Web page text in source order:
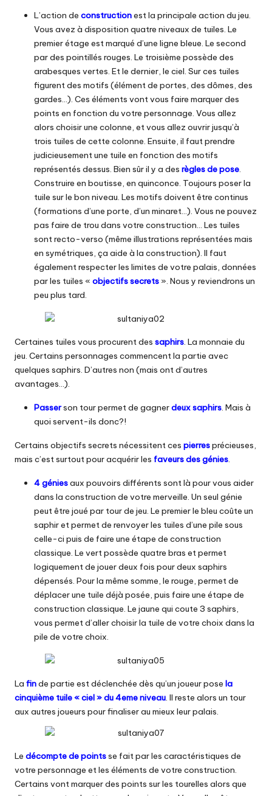
L’action de constructionest la principale action du jeu.
Vous avez à disposition quatre niveaux de tuiles. Le
premier étage est marqué d’une ligne bleue. Le second
par des pointillés rouges. Le troisième possède des
arabesques vertes. Et le dernier, le ciel. Sur ces tuiles
figurent des motifs (élément de portes, des dômes, des
gardes…). Ces éléments vont vous faire marquer des
points en fonction du votre personnage. Vous allez
alors choisir une colonne, et vous allez ouvrir jusqu’à
trois tuiles de cette colonne. Ensuite, il faut prendre
judicieusement une tuile en fonction des motifs
représentés dessus. Bien sûr il y a des règles de pose.
Construire en boutisse, en quinconce. Toujours poser la
tuile sur le bon niveau. Les motifs doivent être continus
(formations d’une porte, d’un minaret…). Vous ne pouvez
pas faire de trou dans votre construction… Les tuiles
sont recto-verso (même illustrations représentées mais
en symétriques, ça aide à la construction). Il faut
également respecter les limites de votre palais, données
par les tuiles « objectifs secrets ». Nous y reviendrons un
peu plus tard.
Certaines tuiles vous procurent des saphirs. La monnaie du
jeu. Certains personnages commencent la partie avec
quelques saphirs. D’autres non (mais ont d’autres
avantages…).
Passerson tour permet de gagnerdeux saphirs. Mais à
quoi servent-ils donc?!
Certains objectifs secrets nécessitent ces pierresprécieuses,
mais c’est surtout pour acquérir les faveurs des génies.
4 géniesaux pouvoirs différents sont là pour vous aider
dans la construction de votre merveille. Un seul génie
peut être joué par tour de jeu. Le premier le bleu coûte un
saphir et permet de renvoyer les tuiles d’une pile sous
celle-ci puis de faire une étape de construction
classique. Le vert possède quatre bras et permet
logiquement de jouer deux fois pour deux saphirs
dépensés. Pour la même somme, le rouge, permet de
déplacer une tuile déjà posée, puis faire une étape de
construction classique. Le jaune qui coute 3 saphirs,
vous permet d’aller choisir la tuile de votre choix dans la
pile de votre choix.
La finde partie est déclenchée dès qu’un joueur pose la
cinquième tuile « ciel » du 4eme niveau. Il reste alors un tour
aux autres joueurs pour finaliser au mieux leur palais.
Le décompte de pointsse fait par les caractéristiques de
votre personnage et les éléments de votre construction.
Certains vont marquer des points sur les tourelles alors que